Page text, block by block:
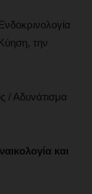
την
/ Αδυνάτισμα
και